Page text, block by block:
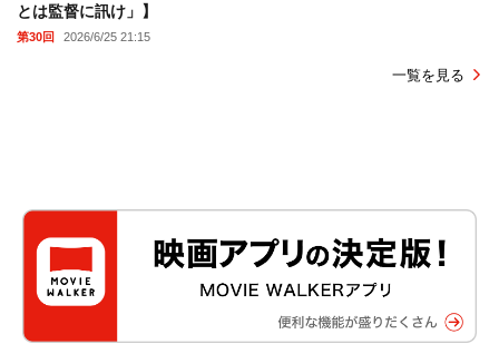
とは監督に訊け」】
第30回 2026/6/25 21:15
一覧を見る